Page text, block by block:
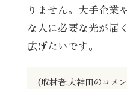
りません。大手企業
な人に必要な光が届
広げたいです。
(取材者:大神田のコメ